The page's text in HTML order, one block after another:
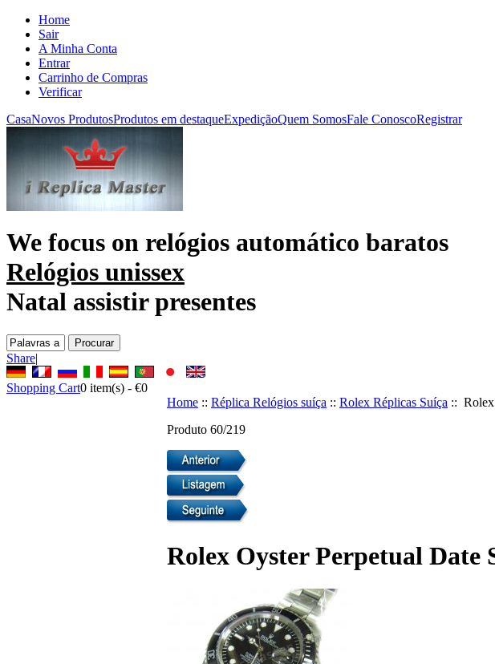
Home
Sair
A Minha Conta
Entrar
Carrinho de Compras
Verificar
CasaNovos ProdutosProdutos em destaqueExpediçãoQuem SomosFale ConoscoRegistrar
We focus on relógios automático baratos
Relógios unissex
Natal assistir presentes
Share|
Shopping Cart0 item(s) - €0
Home :: Réplica Relógios suíça :: Rolex Réplicas Suíça :: Rolex
Produto 60/219
Rolex Oyster Perpetual Date